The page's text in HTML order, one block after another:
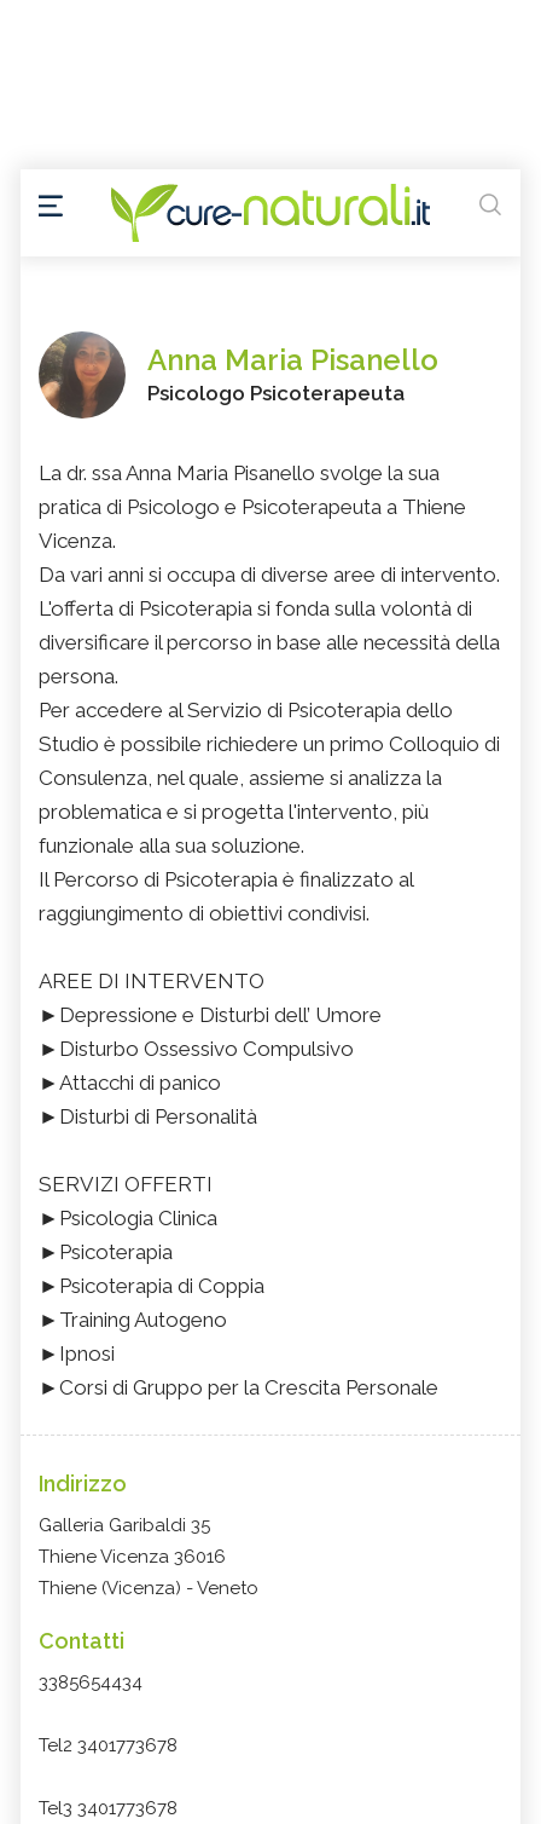
Anna Maria Pisanello
Psicologo Psicoterapeuta
La dr. ssa Anna Maria Pisanello svolge la sua
pratica di Psicologo e Psicoterapeuta a Thiene
Vicenza.
Da vari anni si occupa di diverse aree di intervento.
L'offerta di Psicoterapia si fonda sulla volontà di
diversificare il percorso in base alle necessità della
persona.
Per accedere al Servizio di Psicoterapia dello
Studio è possibile richiedere un primo Colloquio di
Consulenza, nel quale, assieme si analizza la
problematica e si progetta l'intervento, più
funzionale alla sua soluzione.
Il Percorso di Psicoterapia è finalizzato al
raggiungimento di obiettivi condivisi.
AREE DI INTERVENTO
►Depressione e Disturbi dell’ Umore
►Disturbo Ossessivo Compulsivo
►Attacchi di panico
►Disturbi di Personalità
SERVIZI OFFERTI
►Psicologia Clinica
►Psicoterapia
►Psicoterapia di Coppia
►Training Autogeno
►Ipnosi
►Corsi di Gruppo per la Crescita Personale
Indirizzo
Galleria Garibaldi 35
Thiene Vicenza 36016
Thiene (Vicenza) - Veneto
Contatti
3385654434
Tel2 3401773678
Tel3 3401773678